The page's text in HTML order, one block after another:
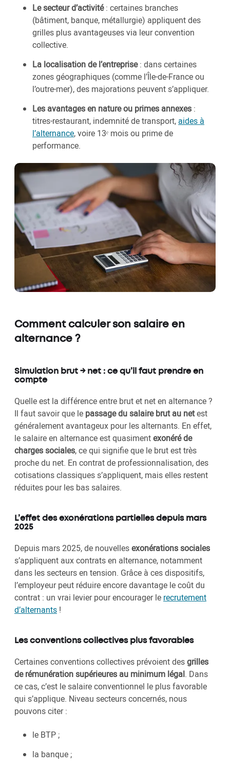
Le secteur d’activité: certaines branches
(bâtiment, banque, métallurgie) appliquent des
grilles plus avantageuses via leur convention
collective.
La localisation de l’entreprise: dans certaines
zones géographiques (comme l’Île-de-France ou
l’outre-mer), des majorations peuvent s’appliquer.
Les avantages en nature ou primes annexes :
titres-restaurant, indemnité de transport, aides à
l’alternance, voire 13ᵉ mois ou prime de
performance.
Comment calculer son salaire en
alternance ?
Simulation brut → net : ce qu’il faut prendre en
compte
Quelle est la différence entre brut et net en alternance ?
Il faut savoir que le passage du salaire brut au netest
généralement avantageux pour les alternants. En effet,
le salaire en alternance est quasimentexonéré de
charges sociales, ce qui signifie que le brut est très
proche du net. En contrat de professionnalisation, des
cotisations classiques s’appliquent, mais elles restent
réduites pour les bas salaires.
L’effet des exonérations partielles depuis mars
2025
Depuis mars 2025, de nouvellesexonérations sociales
s’appliquent aux contrats en alternance, notamment
dans les secteurs en tension. Grâce à ces dispositifs,
l’employeur peut réduire encore davantage le coût du
contrat : un vrai levier pour encourager le recrutement
d’alternants !
Les conventions collectives plus favorables
Certaines conventions collectives prévoient desgrilles
de rémunération supérieures au minimum légal. Dans
ce cas, c’est le salaire conventionnel le plus favorable
qui s’applique. Niveau secteurs concernés, nous
pouvons citer :
le BTP ;
la banque ;